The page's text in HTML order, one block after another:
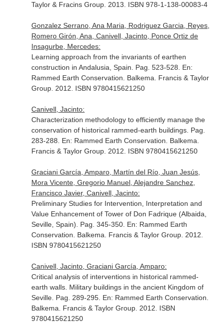
Taylor & Fracins Group. 2013. ISBN 978-1-138-00083-4
Gonzalez Serrano, Ana Maria, Rodriguez Garcia, Reyes,
Romero Girón, Ana, Canivell, Jacinto, Ponce Ortiz de
Insagurbe, Mercedes:
Learning approach from the invariants of earthen
construction in Andalusia, Spain. Pag. 523-528. En:
Rammed Earth Conservation . Balkema. Francis & Taylor
Group. 2012. ISBN 9780415621250
Canivell, Jacinto:
Characterization methodology to efficiently manage the
conservation of historical rammed-earth buildings. Pag.
283-288. En: Rammed Earth Conservation . Balkema.
Francis & Taylor Group. 2012. ISBN 9780415621250
Graciani García, Amparo, Martín del Río, Juan Jesús,
Mora Vicente, Gregorio Manuel, Alejandre Sanchez,
Francisco Javier, Canivell, Jacinto:
Preliminary Studies for Intervention, Interpretation and
Value Enhancement of Tower of Don Fadrique (Albaida,
Seville, Spain). Pag. 345-350. En: Rammed Earth
Conservation . Balkema. Francis & Taylor Group. 2012.
ISBN 9780415621250
Canivell, Jacinto, Graciani García, Amparo:
Critical analysis of interventions in historical rammed-
earth walls. Military buildings in the ancient Kingdom of
Seville. Pag. 289-295. En: Rammed Earth Conservation
Balkema. Francis & Taylor Group. 2012. ISBN
9780415621250